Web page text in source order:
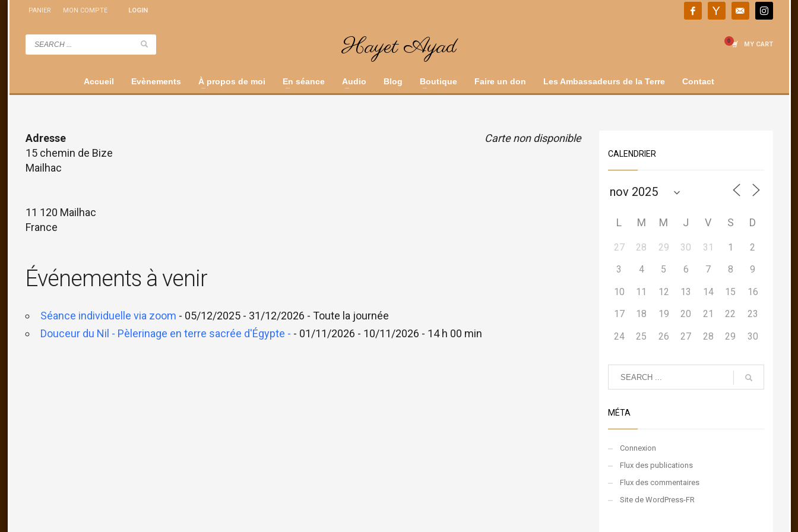
PANIER MON COMPTE LOGIN
Hayet Ayad MY CART
Accueil Evènements À propos de moi En séance Audio Blog Boutique Faire un don Les Ambassadeurs de la Terre Contact
Carte non disponible
Adresse
15 chemin de Bize
Mailhac
11 120 Mailhac
France
Événements à venir
Séance individuelle via zoom - 05/12/2025 - 31/12/2026 - Toute la journée
Douceur du Nil - Pèlerinage en terre sacrée d'Égypte - - 01/11/2026 - 10/11/2026 - 14 h 00 min
CALENDRIER
L M M J V S D
27 28 29 30 31 1
2
3
4 5 6 7 8
9
10
11 12 13 14 15
16
17
18 19 20 21 22
23
24
25 26 27 28 29 30
MÉTA
Connexion
Flux des publications
Flux des commentaires
Site de WordPress-FR